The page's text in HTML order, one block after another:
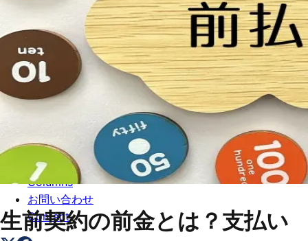
トップ
Top
About
コラム一覧
Columns
お問い合わせ
Contact
生前契約の前金とは？支払い